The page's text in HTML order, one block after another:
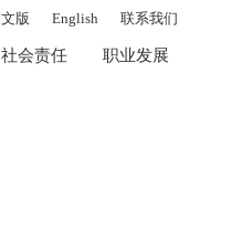
版 English 联系我们
社会责任 职业发展